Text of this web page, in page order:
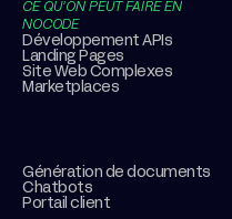
CE QU’ON PEUT FAIRE EN
NOCODE
Développement APIs
Landing Pages
Site Web Complexes
Marketplaces
Génération de documents
Chatbots
Portail client